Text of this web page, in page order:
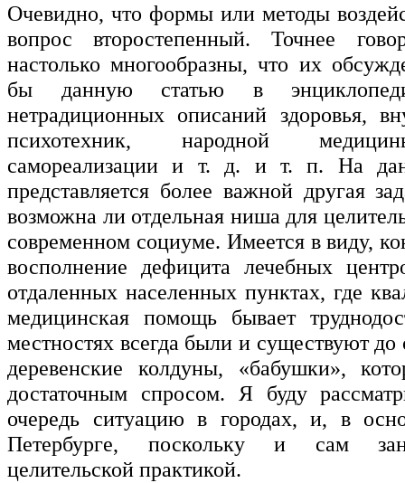
Очевидно, что формы или методы
вопрос второстепенный. Точнее
настолько многообразны, что их
бы данную статью в
нетрадиционных описаний здоровья,
психотехник, народной
самореализации и т. д. и т. п. На
представляется более важной другая
возможна ли отдельная ниша для
современном социуме. Имеется в виду,
восполнение дефицита лечебных
отдаленных населенных пунктах, где
медицинская помощь бывает
местностях всегда были и существуют до
деревенские колдуны, «бабушки»,
достаточным спросом. Я буду
очередь ситуацию в городах, и, в
Петербурге, поскольку и сам
целительской практикой.